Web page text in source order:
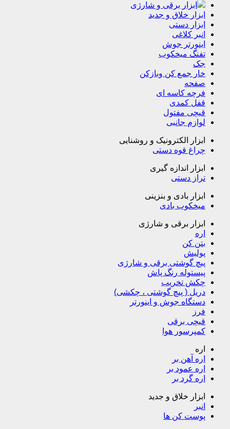
ابزار برقی و شارژی
ابزار خلاق و جدید
ابزار دستی
انبر کلاغی
اینورتر جوش
تفنگ میخکوب
جک
خار جمع کن وبازکن
صفحه
فرچه کاسه ای
قفل کمدی
قیچی مفتول
لوازم جانبی
ابزار الکترونیک و روشنایی
چراغ قوه دستی
ابزار اندازه گیری
تراز دستی
ابزار بادی و بنزینی
میخکوب بادی
ابزار برقی و شارژی
اره
بتن کن
پولیش
پیچ گوشتی برقی و شارژی
پیستوله رنگ پاش
چکش تخریب
دریل ( پیچ گوشتی ، چکشی)
دستگاه جوش و اینورتر
فرز
قیچی برقی
کمپرسور هوا
اره
اره آهن بر
اره عمود بر
اره گرد بر
ابزار خلاق و جدید
انبر
پوست کن ها